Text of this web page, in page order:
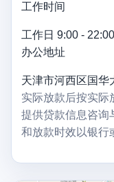
工作时间
工作日 9:00 - 22:00
办公地址
天津市河西区国华
实际放款后按实际
提供贷款信息咨询
和放款时效以银行